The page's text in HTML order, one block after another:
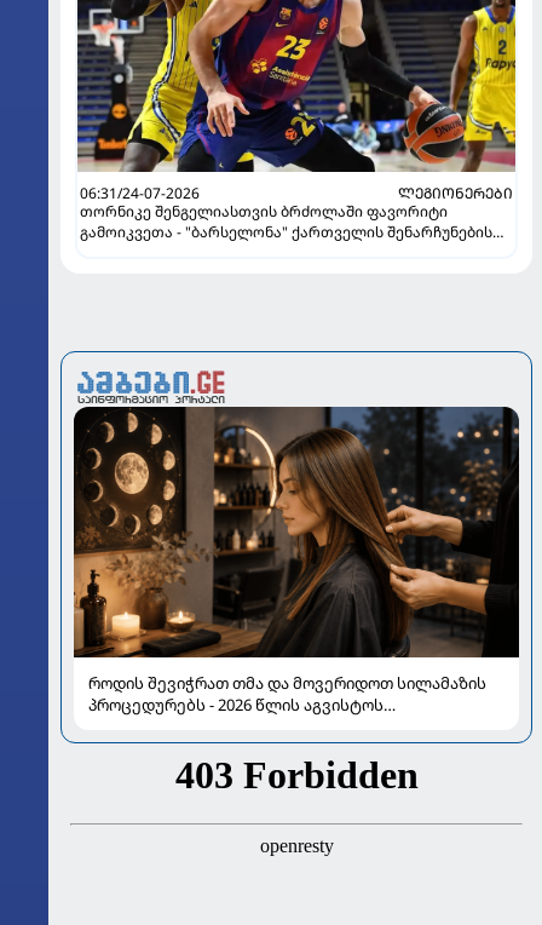
06:31/24-07-2026
ᲚᲔᲒᲘᲝᲜᲔᲠᲔᲑᲘ
თორნიკე შენგელიასთვის ბრძოლაში ფავორიტი
გამოიკვეთა - "ბარსელონა" ქართველის შენარჩუნების
როდის შევიჭრათ თმა და მოვერიდოთ სილამაზის
პროცედურებს - 2026 წლის აგვისტოს